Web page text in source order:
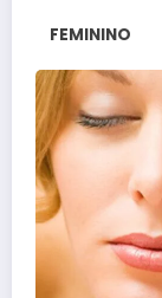
FEMININO